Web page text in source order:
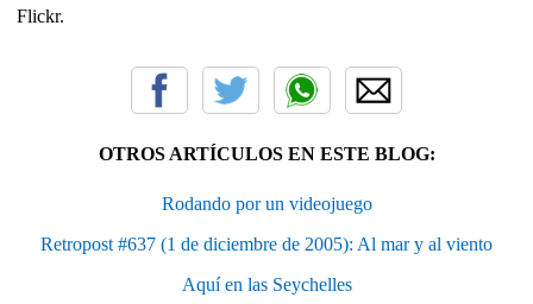
Flickr.
OTROS ARTÍCULOS EN ESTE BLOG:
Rodando por un videojuego
Retropost #637 (1 de diciembre de 2005): Al mar y al viento
Aquí en las Seychelles